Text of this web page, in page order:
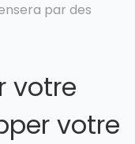
par des
votre
votre